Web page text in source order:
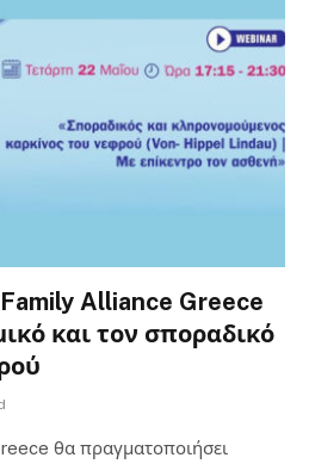
Alliance Greece
και τον σποραδικό
θα πραγματοποιήσει